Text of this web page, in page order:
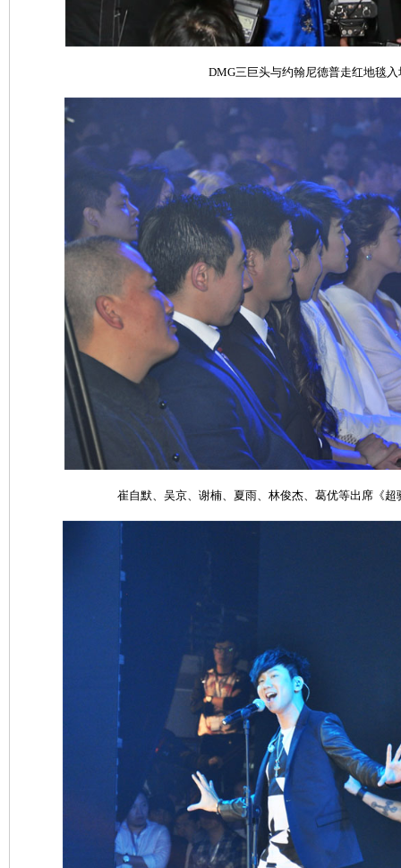
DMG三巨头与约翰尼德普走红地毯入
崔自默、吴京、谢楠、夏雨、林俊杰、葛优等出席《超